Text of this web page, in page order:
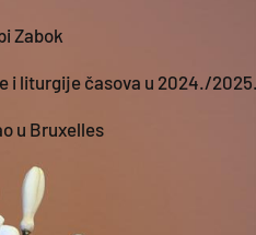
Zabok
i liturgije časova u 2024./2025.
u Bruxelles